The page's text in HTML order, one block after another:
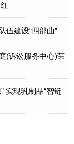
伍建设“四部曲”
(诉讼服务中心)荣
实现乳制品“智链